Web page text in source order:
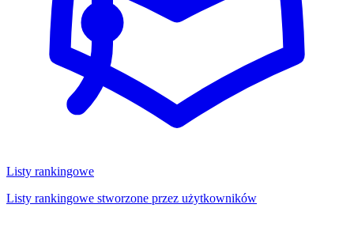
Listy rankingowe
Listy rankingowe stworzone przez użytkowników